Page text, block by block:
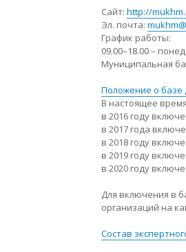
Сайт: http://
Эл. почта:
График работы:
09.00–18.00 –
Муниципальная
Положение о
В настоящее
в 2016 году
в 2017 года
в 2018 году
в 2019 году
в 2020 году
Для включения в
организаций на
Состав